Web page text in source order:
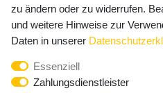
Honig
Hiermit bestätige ich, dass
widerrufen.**
zu ändern oder zu widerrufen.
und weitere Hinweise zur
Daten in unserer
Essenziell
Zahlungsdienstleister